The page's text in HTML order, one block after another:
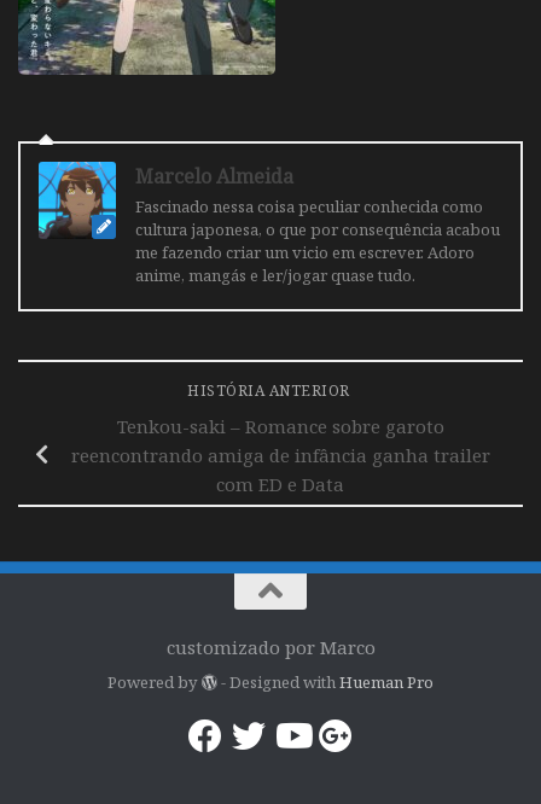
Marcelo Almeida
Fascinado nessa coisa peculiar conhecida como
cultura japonesa, o que por consequência acabou
me fazendo criar um vicio em escrever. Adoro
anime, mangás e ler/jogar quase tudo.
HISTÓRIA ANTERIOR
Tenkou-saki – Romance sobre garoto
reencontrando amiga de infância ganha trailer
com ED e Data
customizado por Marco
Powered by - Designed with Hueman Pro